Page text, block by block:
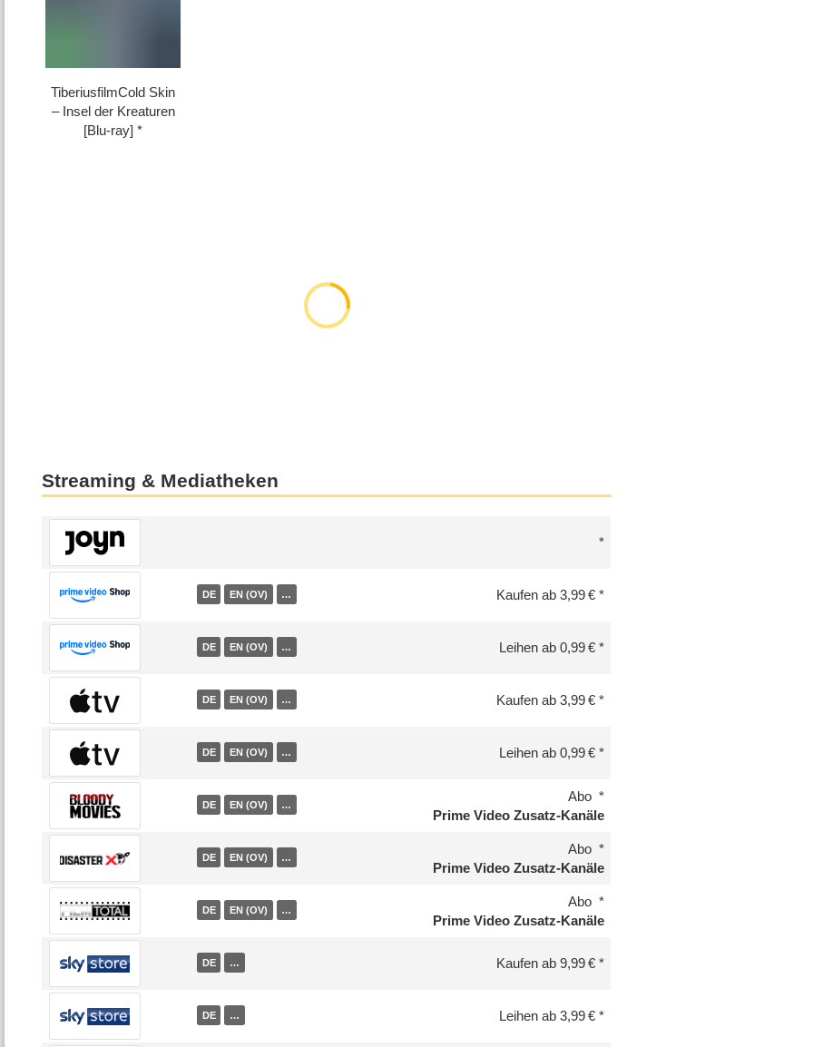
TiberiusfilmCold Skin
– Insel der Kreaturen
[Blu-ray]
Streaming & Mediatheken
DE EN (OV) … Kaufen ab 3,99 €
DE EN (OV) … Leihen ab 0,99 €
DE EN (OV) … Kaufen ab 3,99 €
DE EN (OV) … Leihen ab 0,99 €
DE EN (OV) …
Abo
Prime Video Zusatz-Kanäle
DE EN (OV) …
Abo
Prime Video Zusatz-Kanäle
DE EN (OV) …
Abo
Prime Video Zusatz-Kanäle
DE … Kaufen ab 9,99 €
DE … Leihen ab 3,99 €